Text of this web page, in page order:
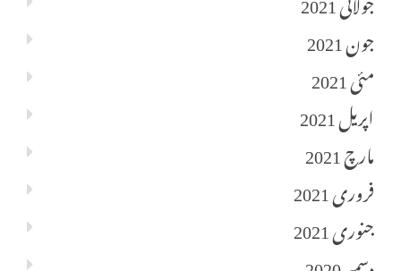
جون 2021
مئی 2021
اپریل 2021
مارچ 2021
فروری 2021
جنوری 2021